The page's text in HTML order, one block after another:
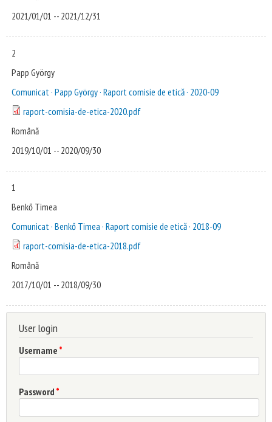
2021/01/01 -- 2021/12/31
2
Papp György
Comunicat · Papp György · Raport comisie de etică · 2020-09
raport-comisia-de-etica-2020.pdf
Română
2019/10/01 -- 2020/09/30
1
Benkő Timea
Comunicat · Benkő Timea · Raport comisie de etică · 2018-09
raport-comisia-de-etica-2018.pdf
Română
2017/10/01 -- 2018/09/30
User login
Username *
Password *